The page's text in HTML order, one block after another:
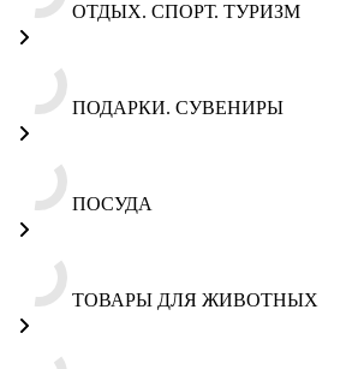
ОТДЫХ. СПОРТ. ТУРИЗМ
ПОДАРКИ. СУВЕНИРЫ
ПОСУДА
ТОВАРЫ ДЛЯ ЖИВОТНЫХ